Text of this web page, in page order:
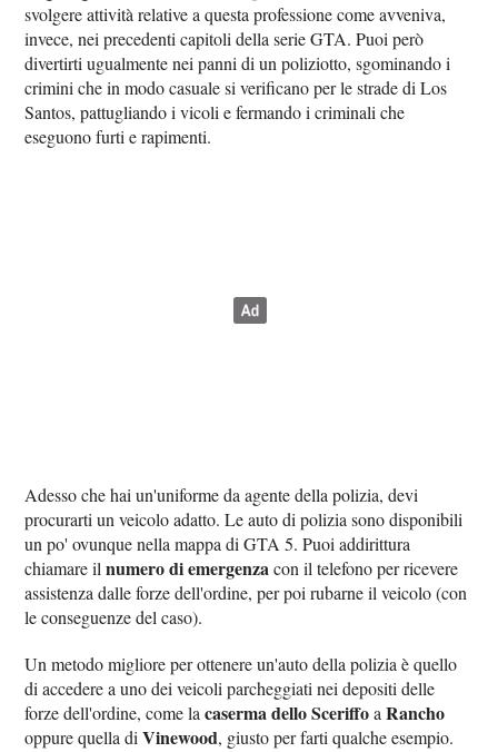
svolgere attività relative a questa professione come avveniva,
invece, nei precedenti capitoli della serie GTA. Puoi però
divertirti ugualmente nei panni di un poliziotto, sgominando i
crimini che in modo casuale si verificano per le strade di Los
Santos, pattugliando i vicoli e fermando i criminali che
eseguono furti e rapimenti.
Adesso che hai un'uniforme da agente della polizia, devi
procurarti un veicolo adatto. Le auto di polizia sono disponibili
un po' ovunque nella mappa di GTA 5. Puoi addirittura
chiamare ilnumero di emergenzacon il telefono per ricevere
assistenza dalle forze dell'ordine, per poi rubarne il veicolo (con
le conseguenze del caso).
Un metodo migliore per ottenere un'auto della polizia è quello
di accedere a uno dei veicoli parcheggiati nei depositi delle
forze dell'ordine, come lacaserma dello SceriffoaRancho
oppure quella diVinewood, giusto per farti qualche esempio.